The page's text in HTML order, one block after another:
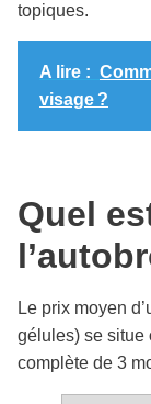
topiques.
A lire :
visage ?
Quel
Le prix moyen
gélules) se situe
complète de 3